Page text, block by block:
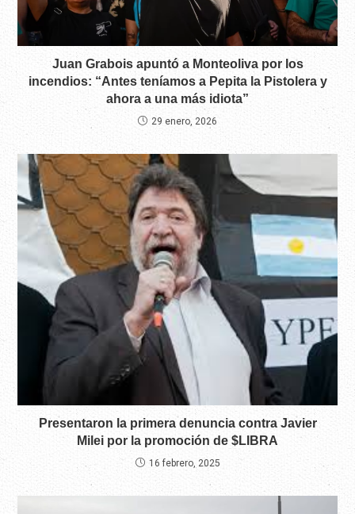
Juan Grabois apuntó a Monteoliva por los
incendios: “Antes teníamos a Pepita la Pistolera y
ahora a una más idiota”
29 enero, 2026
Presentaron la primera denuncia contra Javier
Milei por la promoción de $LIBRA
16 febrero, 2025